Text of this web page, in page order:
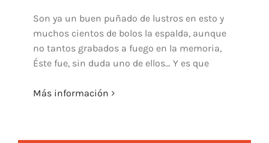
Son ya un buen puñado de lustros en esto y
muchos cientos de bolos la espalda, aunque
no tantos grabados a fuego en la memoria,
Éste fue, sin duda uno de ellos… Y es que
Más información